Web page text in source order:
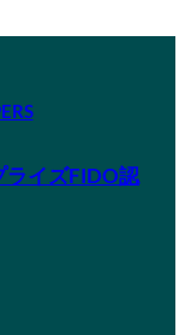
ライズFIDO認